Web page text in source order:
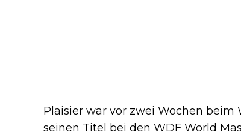
Plaisier war vor zwei Wochen
seinen Titel bei den WDF World